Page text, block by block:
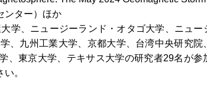
ンター）ほか
学、ニュージーランド・オタゴ大学、ニュー
、九州工業大学、京都大学、台湾中央研究院
、東京大学、テキサス大学の研究者29名が参
。